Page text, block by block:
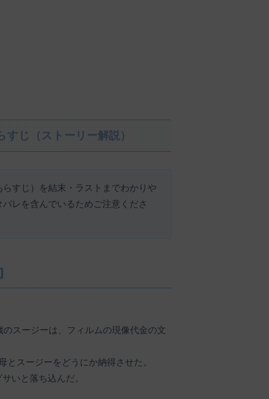
じ（ストーリー解説）
すじ）を結末・ラストまでわかりや
レを含んでいるためご注意くださ
スージーは、フィルムの現像代金の文
スージーをどうにか納得させた。
いと落ち込んだ。